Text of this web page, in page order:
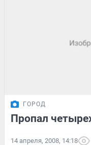
ГОРОД
Пропал
14 апреля, 2008, 14:18